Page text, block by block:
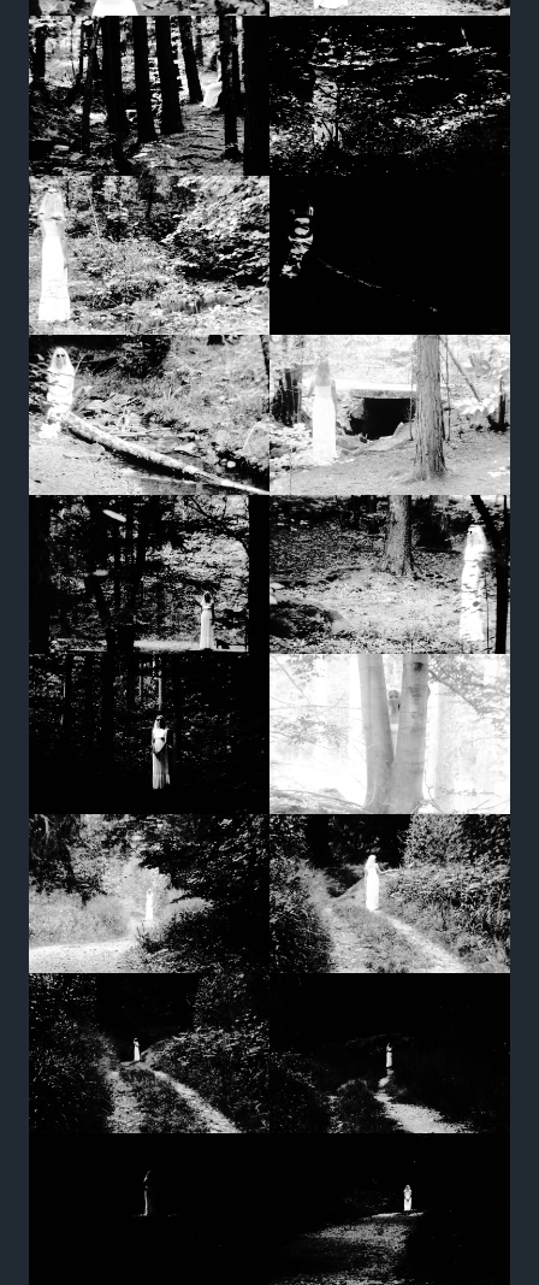
Marketing
Udostępniając
swoje
zainteresowania i
zachowania
podczas
odwiedzania naszej
szansę na
zobaczenie
spersonalizowanych